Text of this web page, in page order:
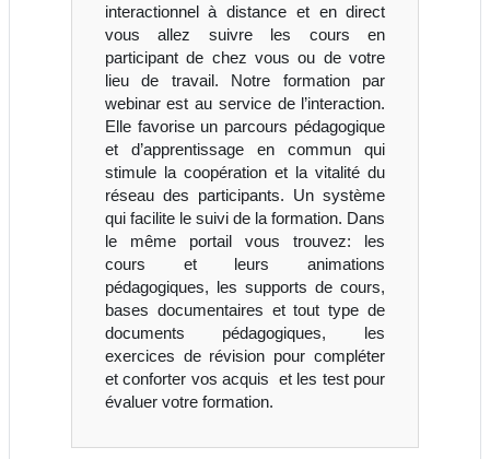
interactionnel à distance et en direct
vous allez suivre les cours en
participant de chez vous ou de votre
lieu de travail. Notre formation par
webinar est au service de l’interaction.
Elle favorise un parcours pédagogique
et d’apprentissage en commun qui
stimule la coopération et la vitalité du
réseau des participants. Un système
qui facilite le suivi de la formation. Dans
le même portail vous trouvez: les
cours et leurs animations
pédagogiques, les supports de cours,
bases documentaires et tout type de
documents pédagogiques, les
exercices de révision pour compléter
et conforter vos acquis et les test pour
évaluer votre formation.